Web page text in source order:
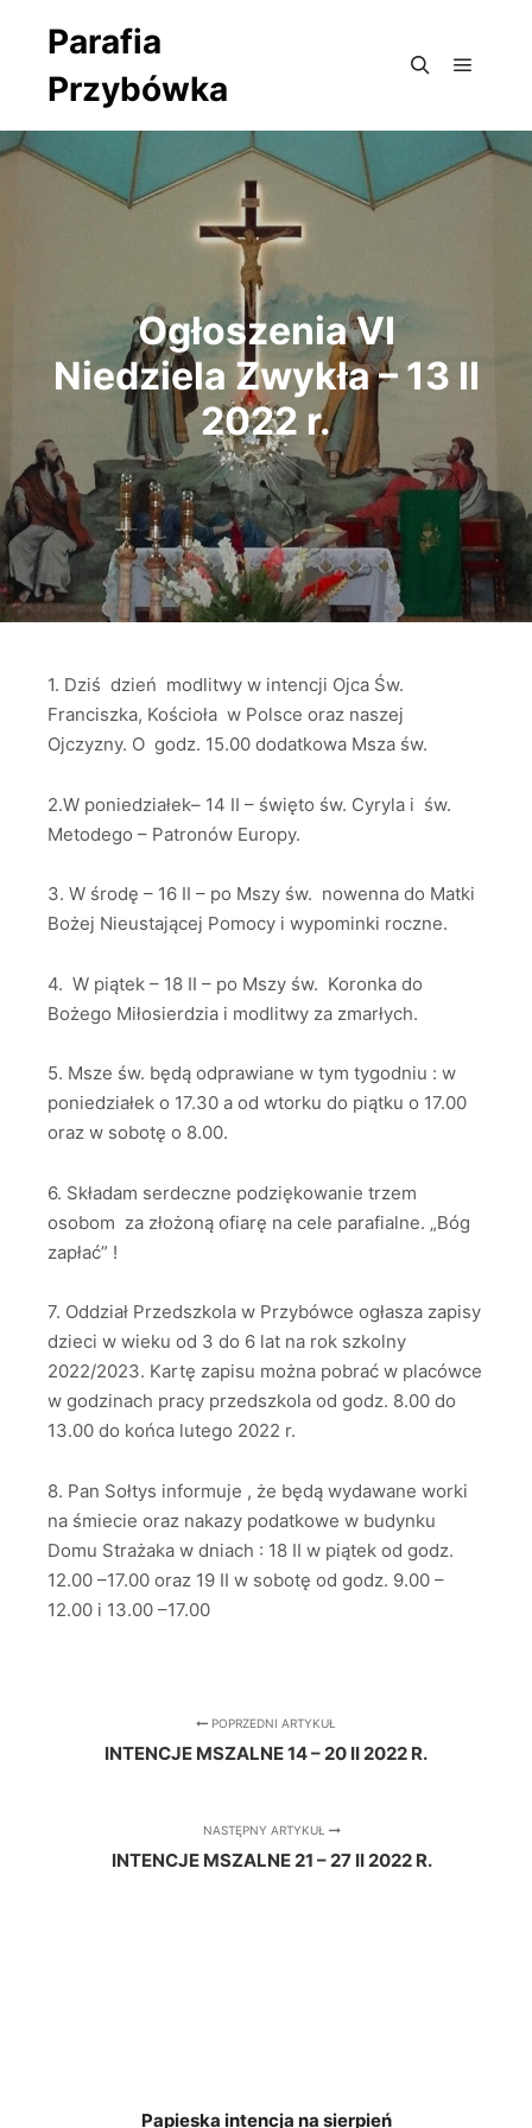
Parafia
Przybówka
Ogłoszenia VI
Niedziela Zwykła – 13 II
2022 r.
1. Dziś dzień modlitwy w intencji Ojca Św.
Franciszka, Kościoła w Polsce oraz naszej
Ojczyzny. O godz. 15.00 dodatkowa Msza św.
2.W poniedziałek– 14 II – święto św. Cyryla i św.
Metodego – Patronów Europy.
3. W środę – 16 II – po Mszy św. nowenna do Matki
Bożej Nieustającej Pomocy i wypominki roczne.
4. W piątek – 18 II – po Mszy św. Koronka do
Bożego Miłosierdzia i modlitwy za zmarłych.
5. Msze św. będą odprawiane w tym tygodniu : w
poniedziałek o 17.30 a od wtorku do piątku o 17.00
oraz w sobotę o 8.00.
6. Składam serdeczne podziękowanie trzem
osobom za złożoną ofiarę na cele parafialne. „Bóg
zapłać” !
7. Oddział Przedszkola w Przybówce ogłasza zapisy
dzieci w wieku od 3 do 6 lat na rok szkolny
2022/2023. Kartę zapisu można pobrać w placówce
w godzinach pracy przedszkola od godz. 8.00 do
13.00 do końca lutego 2022 r.
8. Pan Sołtys informuje , że będą wydawane worki
na śmiecie oraz nakazy podatkowe w budynku
Domu Strażaka w dniach : 18 II w piątek od godz.
12.00 –17.00 oraz 19 II w sobotę od godz. 9.00 –
12.00 i 13.00 –17.00
POPRZEDNI ARTYKUŁ
INTENCJE MSZALNE 14 – 20 II 2022 R.
NASTĘPNY ARTYKUŁ
INTENCJE MSZALNE 21 – 27 II 2022 R.
Papieska intencja na sierpień